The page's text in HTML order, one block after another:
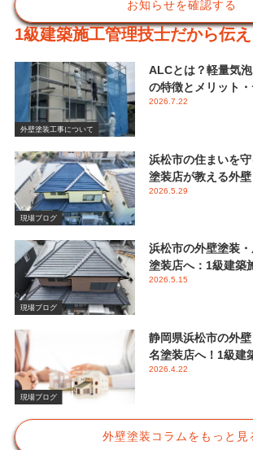
お知らせを確認する
1級建築施工管理技士だから伝
外壁塗装工事について
ALCとは？軽量気
の特徴とメリット
市 椎名塗装店
2026.7.22
現場ブログ
浜松市の住まいを
塗装店が教える外
と失敗しない業者選
2026.5.29
現場ブログ
浜松市の外壁塗装
塗装店へ：1級建築
で伝える後悔しない
2026.5.15
現場ブログ
静岡県浜松市の外
名塗装店へ！1級建
かな視点と屋根塗装
2026.4.22
外壁塗装コラムをもっと見